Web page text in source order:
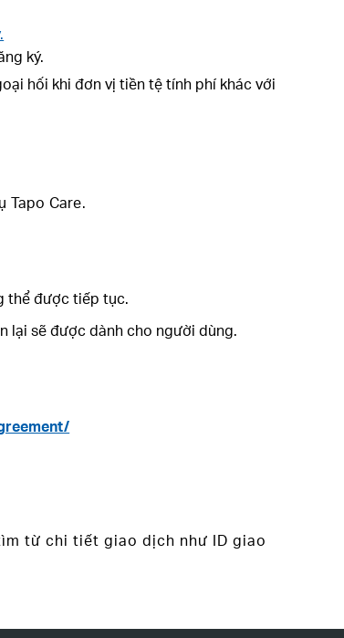
ký.
hối khi đơn vị tiền tệ tính phí khác với
Tapo Care.
thể được tiếp tục.
lại sẽ được dành cho người dùng.
từ chi tiết giao dịch như ID giao